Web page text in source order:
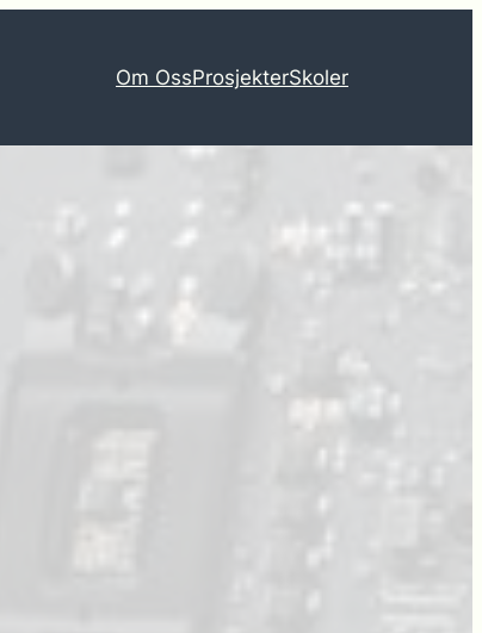
Om OssProsjekterSkoler